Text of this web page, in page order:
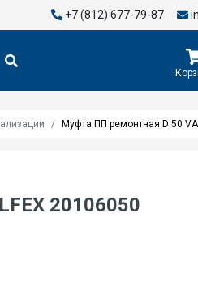
+7 (812) 677-79-87
Муфта ПП ремонтная D 50
20106050